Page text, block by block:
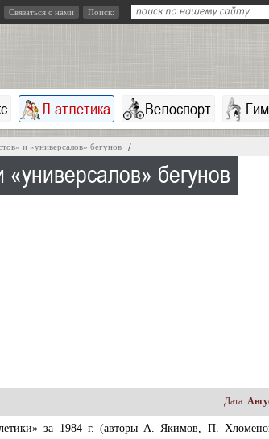
Связаться с нами Поиск:
Л.атлетика Велоспорт
и «универсалов» бегунов
бегунов
Дата:
за 1984 г. (авторы А. Якимов, П.